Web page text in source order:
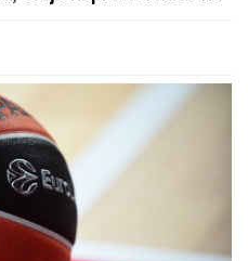
FENOMEN GODINE!
888 otvara se 8. avgusta
novac i
- ali jedan
da uradite za uspeh